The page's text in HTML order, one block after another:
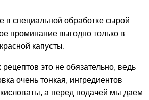
в специальной обработке сырой
проминание выгодно только в
капусты.
это не обязательно, ведь
очень тонкая, ингредиентов
а перед подачей мы даем